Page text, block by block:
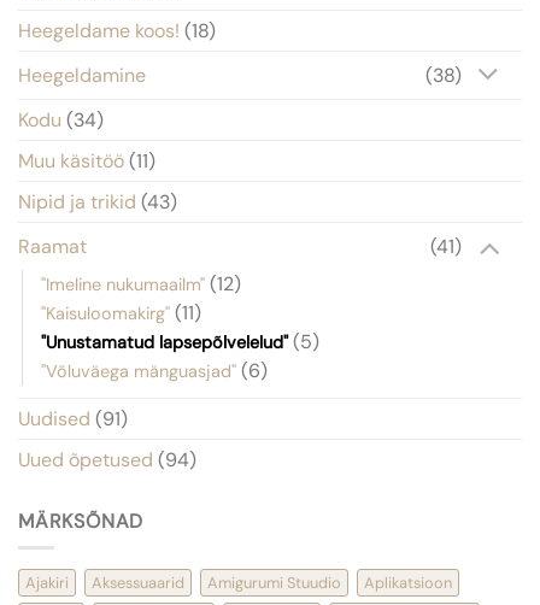
Heegeldame koos! (18)
Heegeldamine
(38)
Kodu (34)
Muu käsitöö(11)
Nipid ja trikid (43)
Raamat
(41)
"Imeline nukumaailm" (12)
"Kaisuloomakirg" (11)
"Unustamatud lapsepõlvelelud"(5)
"Võluväega mänguasjad" (6)
Uudised (91)
Uued õpetused (94)
MÄRKSÕNAD
Ajakiri Aksessuaarid Amigurumi Stuudio
Aplikatsioon